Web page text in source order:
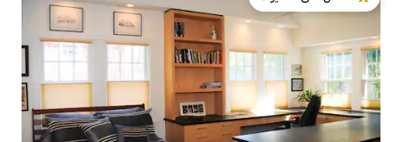
الضيوف